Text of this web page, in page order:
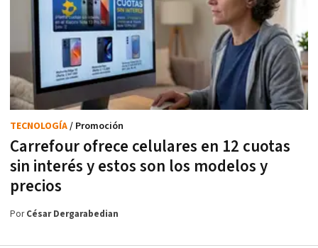
Carrefour ofrece celulares en 12 cuotas
sin interés y estos son los modelos y
precios
TECNOLOGÍA/ Promoción
PorCésar Dergarabedian